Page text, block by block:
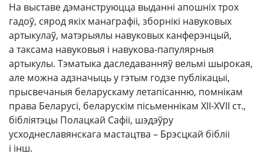
На выставе дэманструюцца выданні апошніх трох
гадоў, сярод якіх манаграфіі, зборнікі навуковых
артыкулаў, матэрыялы навуковых канферэнцый,
а таксама навуковыя і навукова-папулярныя
артыкулы. Тэматыка даследаванняў вельмі шырокая,
але можна адзначыць у гэтым годзе публікацыі,
прысвечаныя беларускаму летапісанню, помнікам
права Беларусі, беларускім пісьменнікам ХІІ-ХVІІ ст.,
бібліятэцы Полацкай Сафіі, шэдэўру
усходнеславянскага мастацтва – Брэсцкай бібліі
і інш.